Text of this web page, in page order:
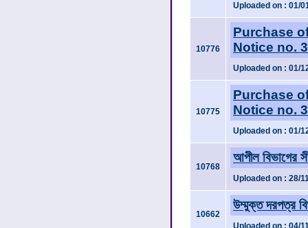
Uploaded on : 01/
10776
Purchase
Notice no.
Uploaded on : 01/
10775
Purchase
Notice no.
Uploaded on : 01/
10768
আপীল বিভাগের
Uploaded on : 28/
10662
উম্মুক্ত দরপত্র
Uploaded on : 04/